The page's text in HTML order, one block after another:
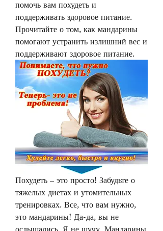
помочь вам похудеть и
поддерживать здоровое питание.
Прочитайте о том, как мандарины
помогают устранить излишний вес и
поддерживают здоровое питание.
Похудеть – это просто! Забудьте о
тяжелых диетах и утомительных
тренировках. Все, что вам нужно,
это мандарины! Да-да, вы не
ослышались. Я не шучу. Мандарины